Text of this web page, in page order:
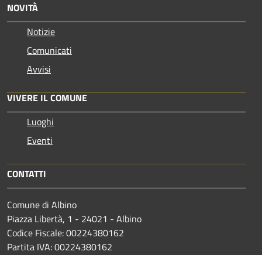
NOVITÀ
Notizie
Comunicati
Avvisi
VIVERE IL COMUNE
Luoghi
Eventi
CONTATTI
Comune di Albino
Piazza Libertà, 1 - 24021 - Albino
Codice Fiscale: 00224380162
Partita IVA: 00224380162